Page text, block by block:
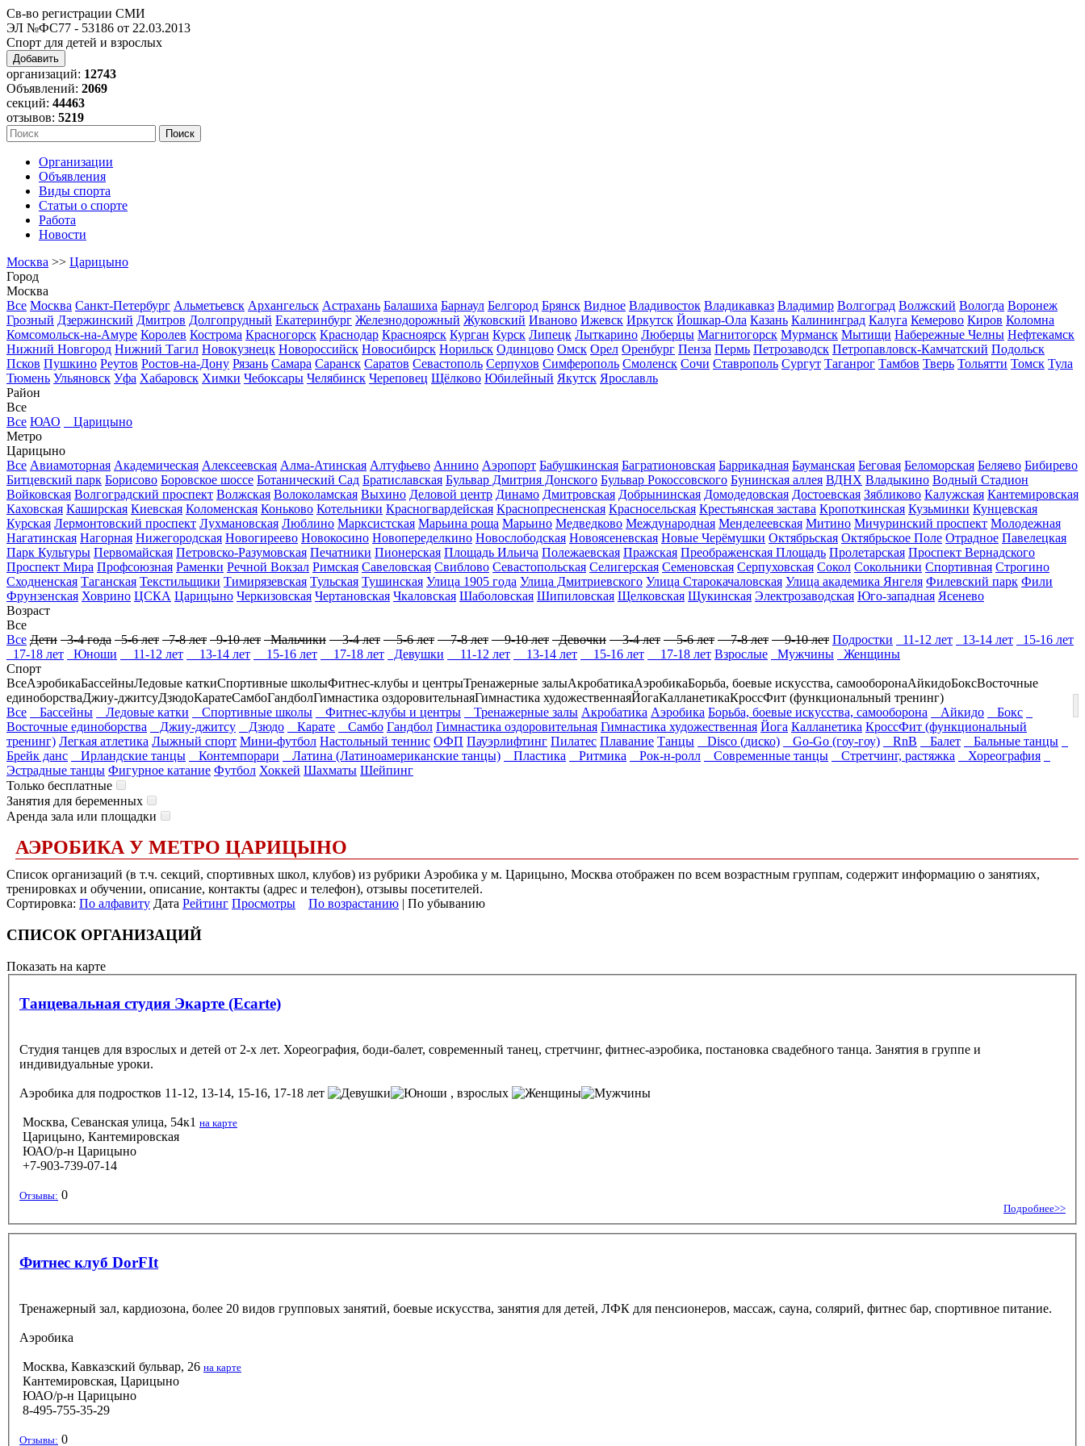
Св-во регистрации СМИ
ЭЛ №ФС77 - 53186 от 22.03.2013
Спорт для детей и взрослых
Добавить
организаций: 12743
Объявлений: 2069
секций: 44463
отзывов: 5219
Организации
Объявления
Виды спорта
Статьи о спорте
Работа
Новости
Москва >> Царицыно
Город
Москва
Все Москва Санкт-Петербург Альметьевск Архангельск Астрахань Балашиха Барнаул Белгород Брянск Видное Владивосток Владикавказ Владимир Волгоград Волжский Вологда Воронеж
Грозный Дзержинский Дмитров Долгопрудный Екатеринбург Железнодорожный Жуковский Иваново Ижевск Иркутск Йошкар-Ола Казань Калининград Калуга Кемерово Киров Коломна
Комсомольск-на-Амуре Королев Кострома Красногорск Краснодар Красноярск Курган Курск Липецк Лыткарино Люберцы Магнитогорск Мурманск Мытищи Набережные Челны Нефтекамск
Нижний Новгород Нижний Тагил Новокузнецк Новороссийск Новосибирск Норильск Одинцово Омск Орел Оренбург Пенза Пермь Петрозаводск Петропавловск-Камчатский Подольск
Псков Пушкино Реутов Ростов-на-Дону Рязань Самара Саранск Саратов Севастополь Серпухов Симферополь Смоленск Сочи Ставрополь Сургут Таганрог Тамбов Тверь Тольятти Томск Тула
Тюмень Ульяновск Уфа Хабаровск Химки Чебоксары Челябинск Череповец Щёлково Юбилейный Якутск Ярославль
Район
Все
Все ЮАО
Царицыно
Метро
Царицыно
Все Авиамоторная Академическая Алексеевская Алма-Атинская Алтуфьево Аннино Аэропорт Бабушкинская Багратионовская Баррикадная Бауманская Беговая Беломорская Беляево Бибирево
Битцевский парк Борисово Боровское шоссе Ботанический Сад Братиславская Бульвар Дмитрия Донского Бульвар Рокоссовского Бунинская аллея ВДНХ Владыкино Водный Стадион
Войковская Волгоградский проспект Волжская Волоколамская Выхино Деловой центр Динамо Дмитровская Добрынинская Домодедовская Достоевская Зябликово Калужская Кантемировская
Каховская Каширская Киевская Коломенская Коньково Котельники Красногвардейская Краснопресненская Красносельская Крестьянская застава Кропоткинская Кузьминки Кунцевская
Курская Лермонтовский проспект Лухмановская Люблино Марксистская Марьина роща Марьино Медведково Международная Менделеевская Митино Мичуринский проспект Молодежная
Нагатинская Нагорная Нижегородская Новогиреево Новокосино Новопеределкино Новослободская Новоясеневская Новые Черёмушки Октябрьская Октябрьское Поле Отрадное Павелецкая
Парк Культуры Первомайская Петровско-Разумовская Печатники Пионерская Площадь Ильича Полежаевская Пражская Преображенская Площадь Пролетарская Проспект Вернадского
Проспект Мира Профсоюзная Раменки Речной Вокзал Римская Савеловская Свиблово Севастопольская Селигерская Семеновская Серпуховская Сокол Сокольники Спортивная Строгино
Сходненская Таганская Текстильщики Тимирязевская Тульская Тушинская Улица 1905 года Улица Дмитриевского Улица Старокачаловская Улица академика Янгеля Филевский парк Фили
Фрунзенская Ховрино ЦСКА Царицыно Черкизовская Чертановская Чкаловская Шаболовская Шипиловская Щелковская Щукинская Электрозаводская Юго-западная Ясенево
Возраст
Все
Все Дети 3-4 года 5-6 лет 7-8 лет 9-10 лет Мальчики 3-4 лет 5-6 лет 7-8 лет 9-10 лет Девочки 3-4 лет 5-6 лет 7-8 лет 9-10 лет Подростки 11-12 лет 13-14 лет
15-16 лет
17-18 лет
Юноши 11-12 лет 13-14 лет 15-16 лет 17-18 лет Девушки 11-12 лет 13-14 лет 15-16 лет 17-18 лет Взрослые Мужчины
Женщины
Спорт
ВсеАэробикаБассейныЛедовые каткиСпортивные школыФитнес-клубы и центрыТренажерные залыАкробатикаАэробикаБорьба, боевые искусства, самооборонаАйкидоБоксВосточные
единоборстваДжиу-джитсуДзюдоКаратеСамбоГандболГимнастика оздоровительнаяГимнастика художественнаяЙогаКалланетикаКроссФит (функциональный тренинг)
Все
Бассейны Ледовые катки Спортивные школы Фитнес-клубы и центры Тренажерные залы Акробатика Аэробика Борьба, боевые искусства, самооборона Айкидо
Бокс
Восточные единоборства
Джиу-джитсу Дзюдо Карате Самбо Гандбол Гимнастика оздоровительная Гимнастика художественная Йога Калланетика КроссФит (функциональный
тренинг) Легкая атлетика Лыжный спорт Мини-футбол Настольный теннис ОФП Пауэрлифтинг Пилатес Плавание Танцы Disco (диско) Go-Go (гоу-гоу) RnB Балет
Бальные танцы
Брейк данс
Ирландские танцы Контемпорари Латина (Латиноамериканские танцы) Пластика Ритмика Рок-н-ролл Современные танцы Стретчинг, растяжка
Хореография
Эстрадные танцы Фигурное катание Футбол Хоккей Шахматы Шейпинг
Только бесплатные
Занятия для беременных
Аренда зала или площадки
АЭРОБИКА У МЕТРО ЦАРИЦЫНО
Список организаций (в т.ч. секций, спортивных школ, клубов) из рубрики Аэробика у м. Царицыно, Москва отображен по всем возрастным группам, содержит информацию о занятиях,
тренировках и обучении, описание, контакты (адрес и телефон), отзывы посетителей.
Сортировка: По алфавиту Дата Рейтинг Просмотры По возрастанию | По убыванию
СПИСОК ОРГАНИЗАЦИЙ
Показать на карте
Танцевальная студия Экарте (Ecarte)
Студия танцев для взрослых и детей от 2-х лет. Хореография, боди-балет, современный танец, стретчинг, фитнес-аэробика, постановка свадебного танца. Занятия в группе и
индивидуальные уроки.
Аэробика для подростков 11-12, 13-14, 15-16, 17-18 лет , взрослых
Москва, Севанская улица, 54к1 на карте
Царицыно, Кантемировская
ЮАО/р-н Царицыно
+7-903-739-07-14
Отзывы: 0
Подробнее>>
Фитнес клуб DorFIt
Тренажерный зал, кардиозона, более 20 видов групповых занятий, боевые искусства, занятия для детей, ЛФК для пенсионеров, массаж, сауна, солярий, фитнес бар, спортивное питание.
Аэробика
Москва, Кавказский бульвар, 26 на карте
Кантемировская, Царицыно
ЮАО/р-н Царицыно
8-495-755-35-29
Отзывы: 0